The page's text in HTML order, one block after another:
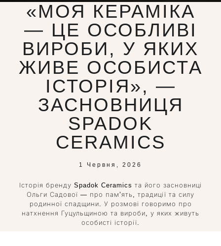
«МОЯ КЕРАМІКА
— ЦЕ ОСОБЛИВІ
ВИРОБИ, У ЯКИХ
ЖИВЕ ОСОБИСТА
ІСТОРІЯ», —
ЗАСНОВНИЦЯ
SPADOK
CERAMICS
1 Червня, 2026
Історія бренду Spadok Ceramics та його засновниці
Ольги Садової — про пам’ять, традиції та силу
родинної спадщини. У розмові говоримо про
натхнення Гуцульщиною та вироби, у яких живуть
особисті історії.